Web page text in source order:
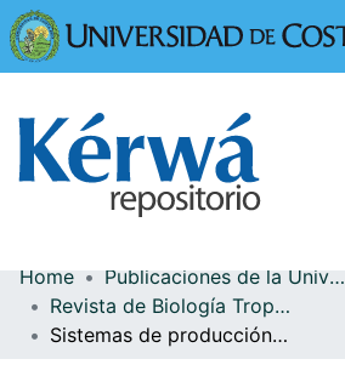
Communities & Collections
More Information
Home
Publicaciones de la Universidad de Costa Rica
Revista de Biología Tropical
Sistemas de producción de Spondias purpurea (Anacardiaceae) en el centro-occidente de México